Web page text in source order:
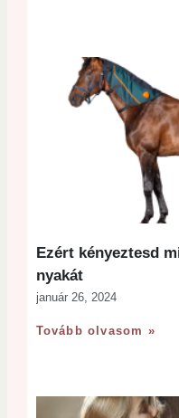
Ezért kényeztesd
nyakát
január 26, 2024
Tovább olvasom »